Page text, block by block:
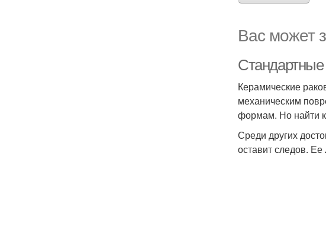
Вас может
Керамические
механическим
формам. Но найти
Среди других
оставит следов. Ее